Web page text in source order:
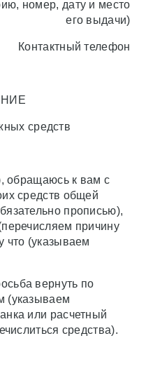
номер, дату и место
его выдачи)
Контактный телефон
средств
обращаюсь к вам с
средств общей
прописью),
причину
что (указываем
вернуть по
(указываем
или расчетный
средства).